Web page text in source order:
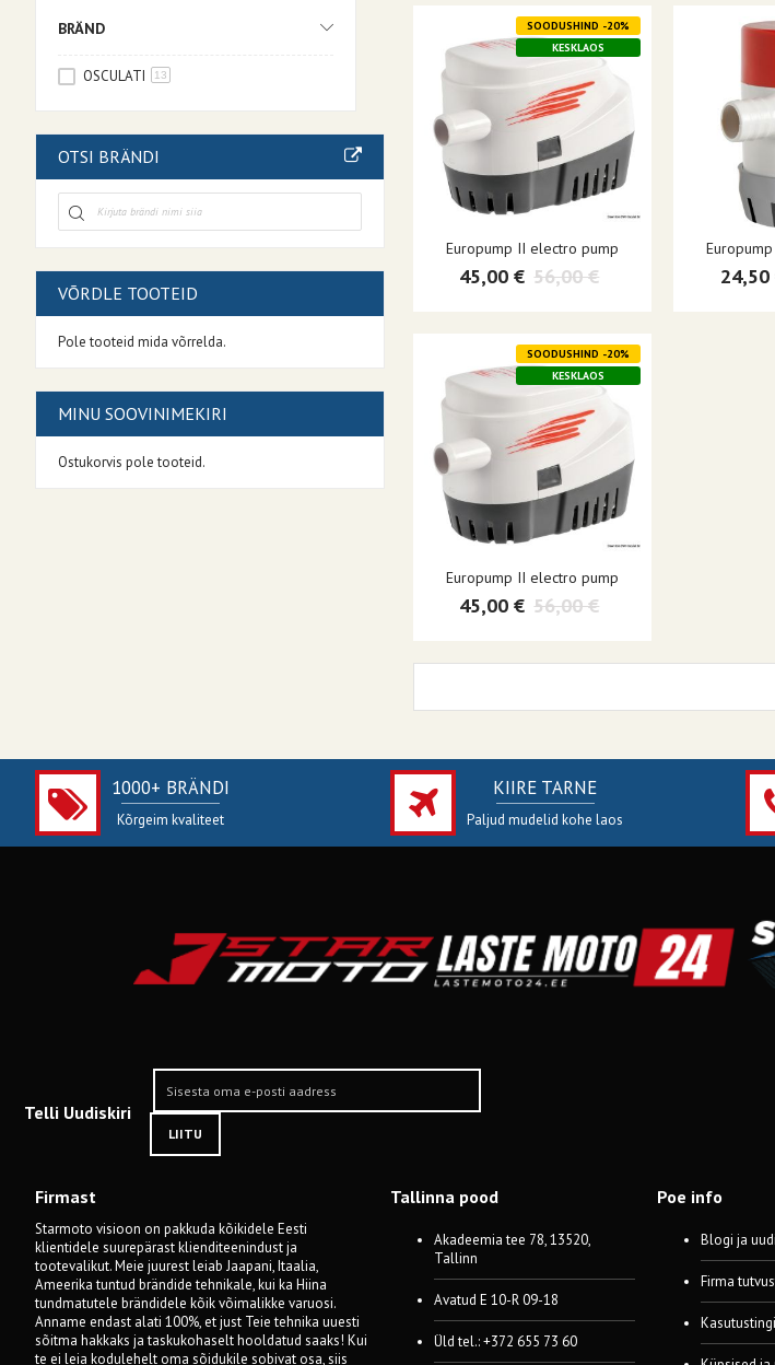
SOODUSHIND -20%
KESKLAOS
Europump II electro pump
45,00 € 56,00 € 24,50
SOODUSHIND -20%
KESKLAOS
Europump II electro pump
45,00 € 56,00 €
BRÄND
OSCULATI 13
OTSI BRÄNDI
VÕRDLE TOOTEID
Pole tooteid mida võrrelda.
MINU SOOVINIMEKIRI
Ostukorvis pole tooteid.
1000+ BRÄNDI
Kõrgeim kvaliteet
KIIRE TARNE
Paljud mudelid kohe laos
Telli Uudiskiri
LIITU
Firmast
Starmoto visioon on pakkuda kõikidele Eesti
klientidele suurepärast klienditeenindust ja
tootevalikut. Meie juurest leiab Jaapani, Itaalia,
Ameerika tuntud brändide tehnikale, kui ka Hiina
tundmatutele brändidele kõik võimalikke varuosi.
Anname endast alati 100%, et just Teie tehnika uuesti
sõitma hakkaks ja taskukohaselt hooldatud saaks! Kui
te ei leia kodulehelt oma sõidukile sobivat osa, siis
Tallinna pood
Akadeemia tee 78, 13520,
Tallinn
Avatud E 10-R 09-18
Üld tel.: +372 655 73 60
Poe info
Blogi ja
Firma